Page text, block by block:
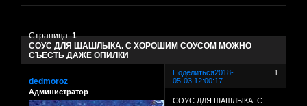
СОУС ДЛЯ ШАШЛЫКА. С ХОРОШИМ СОУСОМ МОЖНО
СЪЕСТЬ ДАЖЕ ОПИЛКИ
Страница:1
Поделиться 1
2018-
05-03 12:00:17
dedmoroz
Администратор
СОУС ДЛЯ ШАШЛЫКА. С